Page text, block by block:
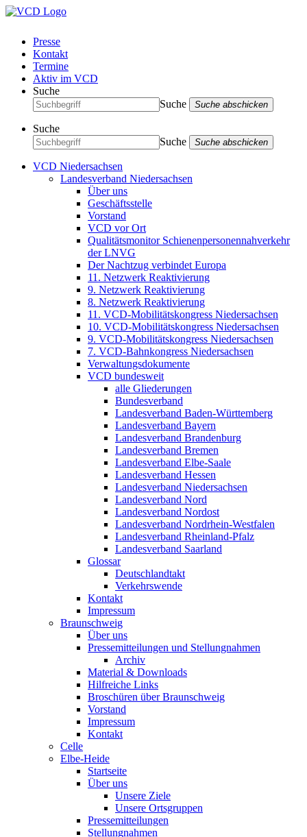
Presse
Kontakt
Termine
Aktiv im VCD
Suche
Suche
Suche abschicken
Suche
Suche
Suche abschicken
VCD Niedersachsen
Landesverband Niedersachsen
Über uns
Geschäftsstelle
Vorstand
VCD vor Ort
Qualitätsmonitor Schienenpersonennahverkehr
der LNVG
Der Nachtzug verbindet Europa
11. Netzwerk Reaktivierung
9. Netzwerk Reaktivierung
8. Netzwerk Reaktivierung
11. VCD-Mobilitätskongress Niedersachsen
10. VCD-Mobilitätskongress Niedersachsen
9. VCD-Mobilitätskongress Niedersachsen
7. VCD-Bahnkongress Niedersachsen
Verwaltungsdokumente
VCD bundesweit
alle Gliederungen
Bundesverband
Landesverband Baden-Württemberg
Landesverband Bayern
Landesverband Brandenburg
Landesverband Bremen
Landesverband Elbe-Saale
Landesverband Hessen
Landesverband Niedersachsen
Landesverband Nord
Landesverband Nordost
Landesverband Nordrhein-Westfalen
Landesverband Rheinland-Pfalz
Landesverband Saarland
Glossar
Deutschlandtakt
Verkehrswende
Kontakt
Impressum
Braunschweig
Über uns
Pressemitteilungen und Stellungnahmen
Archiv
Material & Downloads
Hilfreiche Links
Broschüren über Braunschweig
Vorstand
Impressum
Kontakt
Celle
Elbe-Heide
Startseite
Über uns
Unsere Ziele
Unsere Ortsgruppen
Pressemitteilungen
Stellungnahmen